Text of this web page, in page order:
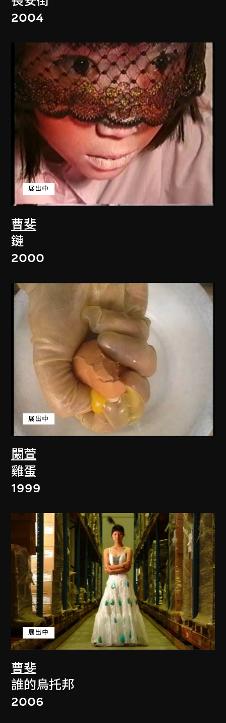
2004
曹斐
展出中
鏈
2000
闞萱
展出中
雞蛋
1999
曹斐
展出中
誰的烏托邦
2006